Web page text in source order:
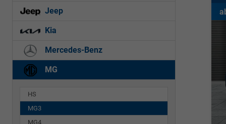
Jeep
Kia
Mercedes-Benz
MG
HS
MG3
MG4